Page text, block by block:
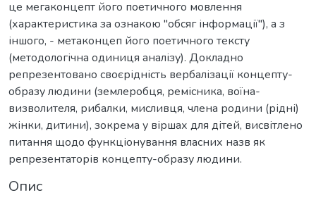
це мегаконцепт його поетичного мовлення
(характеристика за ознакою "обсяг інформації"), а з
іншого, - метаконцеп його поетичного тексту
(методологічна одиниця аналізу). Докладно
репрезентовано своєрідність вербалізації концепту-
образу людини (землеробця, ремісника, воїна-
визволителя, рибалки, мисливця, члена родини (рідні)
жінки, дитини), зокрема у віршах для дітей, висвітлено
питання щодо функціонування власних назв як
репрезентаторів концепту-образу людини.
Опис